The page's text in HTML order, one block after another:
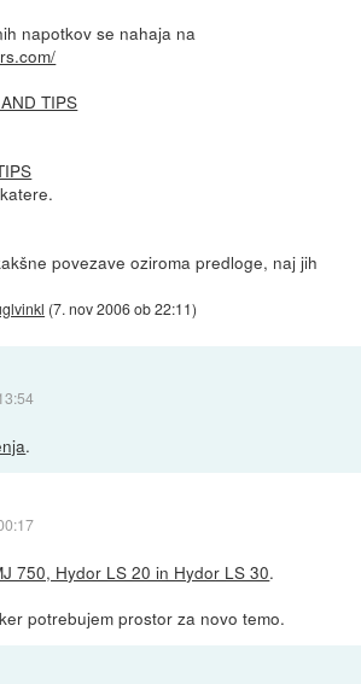
napotkov se nahaja na
TIPS
povezave oziroma predloge, naj jih
(7. nov 2006 ob 22:11)
.
750, Hydor LS 20 in Hydor LS 30.
potrebujem prostor za novo temo.